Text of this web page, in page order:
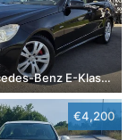
2009' Mercedes-Benz E-Klasa 220 Cdi
€4,200